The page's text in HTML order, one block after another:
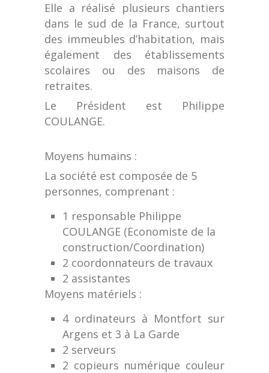
Elle a réalisé plusieurs chantiers
dans le sud de la France, surtout
des immeubles d’habitation, mais
également des établissements
scolaires ou des maisons de
retraites.
Le Président est Philippe
COULANGE.
Moyens humains :
La société est composée de 5
personnes, comprenant :
1 responsable Philippe
COULANGE (Economiste de la
construction/Coordination)
2 coordonnateurs de travaux
2 assistantes
Moyens matériels :
4 ordinateurs à Montfort sur
Argens et 3 à La Garde
2 serveurs
2 copieurs numérique couleur